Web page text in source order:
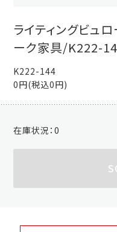
ライティングビュ
ーク家具/K222-
K222-144
0円(税込0円)
在庫状況：0